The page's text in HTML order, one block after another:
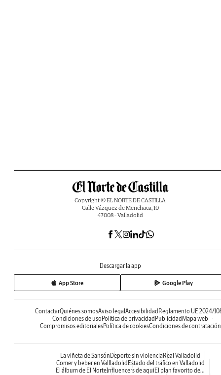
Copyright © EL NORTE DE CASTILLA
Calle Vázquez de Menchaca, 10
47008 - Valladolid
Descargar la app
App Store Google Play
ContactarQuiénes somosAviso legal Accesibilidad Reglamento UE 2024/
Condiciones de uso Política de privacidad Publicidad Mapa web
Compromisos editorialesPolítica de cookiesCondiciones de contratación
La viñeta de Sansón Deporte sin violencia Real Valladolid
Comer y beber en Vallladolid Estado del tráfico en Valladolid
El álbum de El NorteInfluencers de aquíEl plan favorito de...